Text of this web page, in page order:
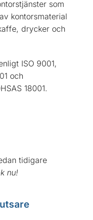
som
kontorsmaterial
drycker och
ISO 9001,
och
18001.
tidigare
nu!